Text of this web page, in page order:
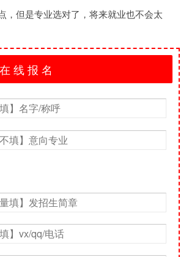
，但是专业选对了，将来就业也不会太